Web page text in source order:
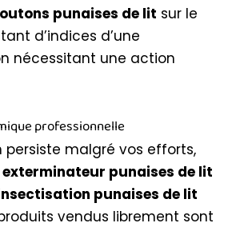
punaises de lit sur le
d’indices d’une
nécessitant une action
professionnelle
persiste malgré vos efforts,
exterminateur punaises de lit
punaises de lit
vendus librement sont